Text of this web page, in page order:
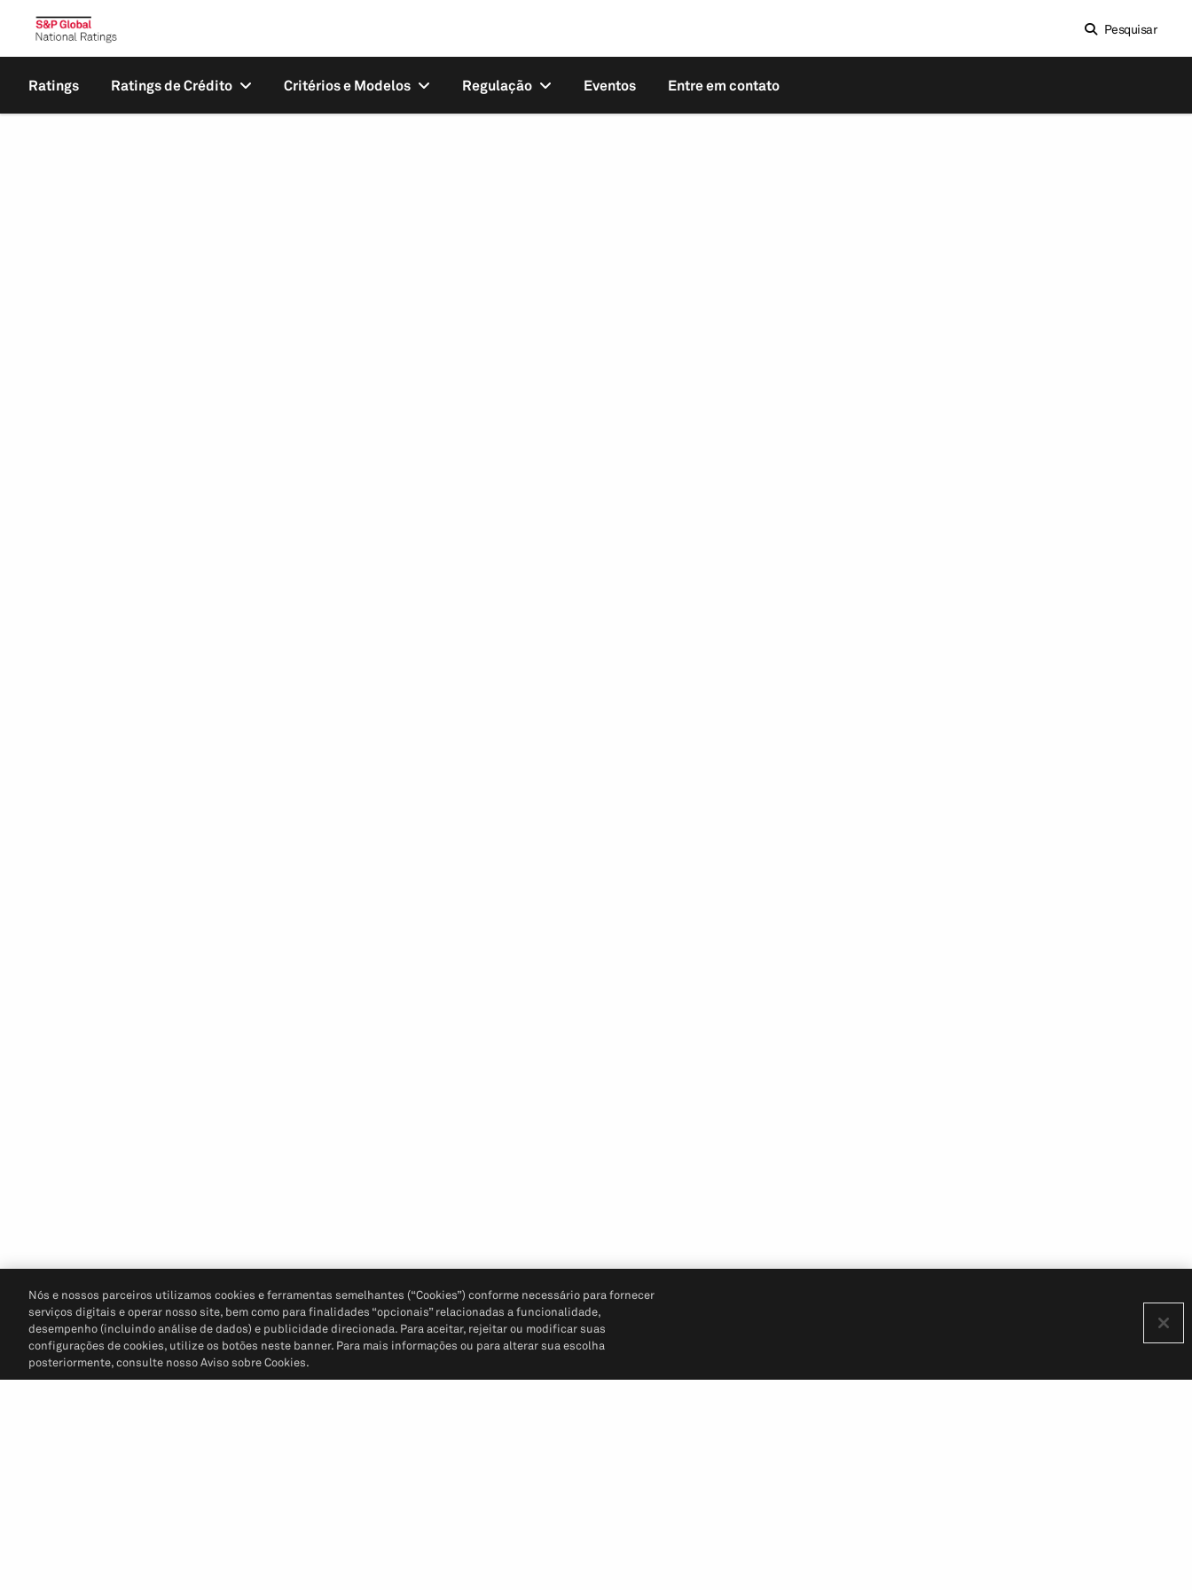
Pesquisar
Ratings Ratings de Crédito Critérios e Modelos Regulação Eventos Entre em contato
Nós e nossos parceiros utilizamos cookies e ferramentas semelhantes (“Cookies”) conforme necessário para fornecer
serviços digitais e operar nosso site, bem como para finalidades “opcionais” relacionadas a funcionalidade,
desempenho (incluindo análise de dados) e publicidade direcionada. Para aceitar, rejeitar ou modificar suas
configurações de cookies, utilize os botões neste banner. Para mais informações ou para alterar sua escolha
posteriormente, consulte nosso Aviso sobre Cookies.